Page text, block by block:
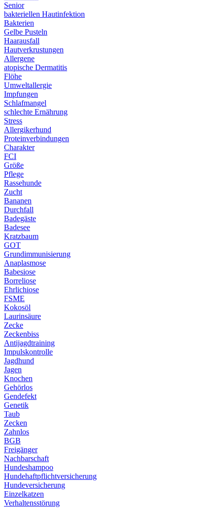
Senior
bakteriellen Hautinfektion
Bakterien
Gelbe Pusteln
Haarausfall
Hautverkrustungen
Allergene
atopische Dermatitis
Flöhe
Umweltallergie
Impfungen
Schlafmangel
schlechte Ernährung
Stress
Allergikerhund
Proteinverbindungen
Charakter
FCI
Größe
Pflege
Rassehunde
Zucht
Bananen
Durchfall
Badegäste
Badesee
Kratzbaum
GOT
Grundimmunisierung
Anaplasmose
Babesiose
Borreliose
Ehrlichiose
FSME
Kokosöl
Laurinsäure
Zecke
Zeckenbiss
Antijagdtraining
Impulskontrolle
Jagdhund
Jagen
Knochen
Gehörlos
Gendefekt
Genetik
Taub
Zecken
Zahnlos
BGB
Freigänger
Nachbarschaft
Hundeshampoo
Hundehaftpflichtversicherung
Hundeversicherung
Einzelkatzen
Verhaltensstörung